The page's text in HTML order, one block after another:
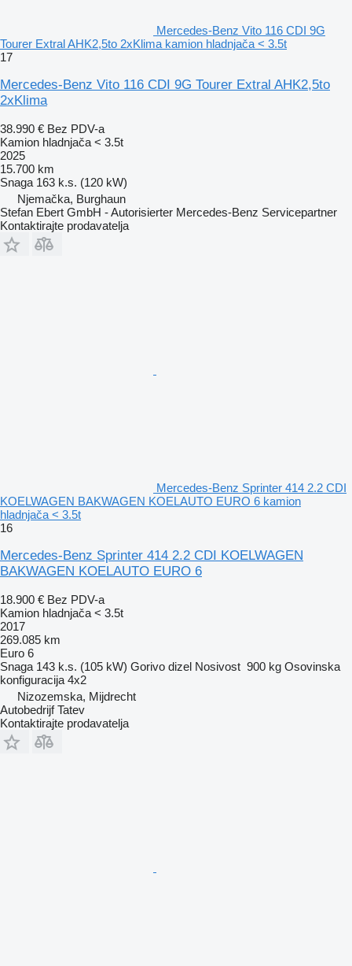
Mercedes-Benz Vito 116 CDI 9G
Tourer Extral AHK2,5to 2xKlima kamion hladnjača < 3.5t
17
Mercedes-Benz Vito 116 CDI 9G Tourer Extral AHK2,5to
2xKlima
38.990 € Bez PDV-a
Kamion hladnjača < 3.5t
2025
15.700 km
Snaga 163 k.s. (120 kW)
Njemačka, Burghaun
Stefan Ebert GmbH - Autorisierter Mercedes-Benz Servicepartner
Kontaktirajte prodavatelja
Mercedes-Benz Sprinter 414 2.2 CDI
KOELWAGEN BAKWAGEN KOELAUTO EURO 6 kamion
hladnjača < 3.5t
16
Mercedes-Benz Sprinter 414 2.2 CDI KOELWAGEN
BAKWAGEN KOELAUTO EURO 6
18.900 € Bez PDV-a
Kamion hladnjača < 3.5t
2017
269.085 km
Euro 6
Snaga 143 k.s. (105 kW) Gorivo dizel Nosivost 900 kg Osovinska
konfiguracija 4x2
Nizozemska, Mijdrecht
Autobedrijf Tatev
Kontaktirajte prodavatelja